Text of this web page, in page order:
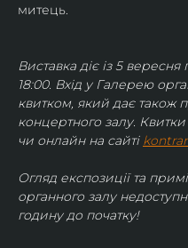
митець.
Виставка діє із 5 вересня
18:00. Вхід у Галерею
квитком, який дає також
концертного залу.
чи онлайн на сайті
Огляд експозиції та
органного залу
годину до початку!